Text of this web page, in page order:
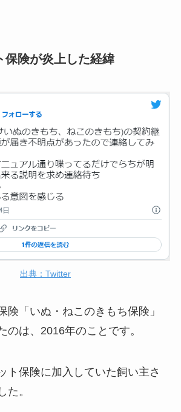
保険が炎上した経緯
出典：Twitter
険「いぬ・ねこのきもち保険」
のは、2016年のことです。
ト保険に加入していた飼い主さ
た。